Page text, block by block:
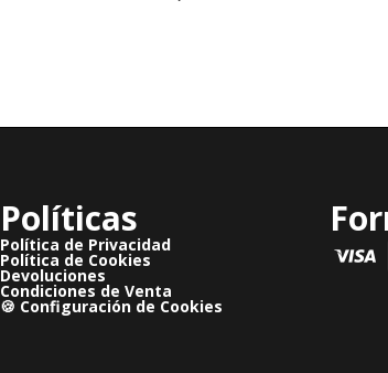
Políticas
Política de Privacidad
Política de Cookies
Devoluciones
Condiciones de Venta
🍪 Configuración de Cookies